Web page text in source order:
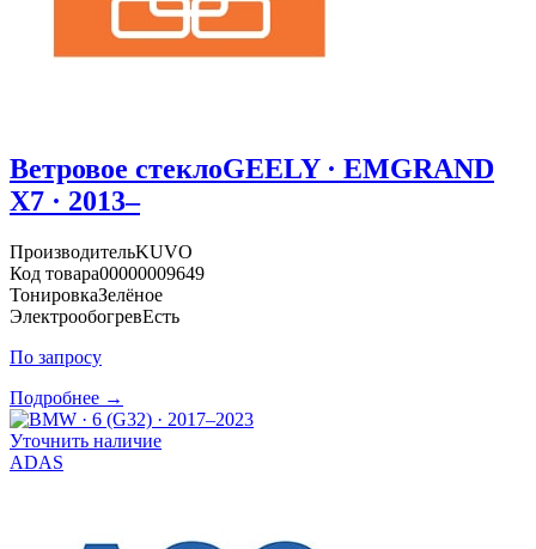
Ветровое стеклоGEELY · EMGRAND
X7 · 2013–
ПроизводительKUVO
Код товара00000009649
ТонировкаЗелёное
ЭлектрообогревЕсть
По запросу
Подробнее →
Уточнить наличие
ADAS